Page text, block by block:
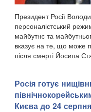
Президент Росії
персоналістський
майбутнє та
вказує на те, що може
після смерті Йосипа
Росія готує
Києва до 24